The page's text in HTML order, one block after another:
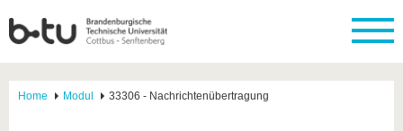
Home Modul 33306 - Nachrichtenübertragung